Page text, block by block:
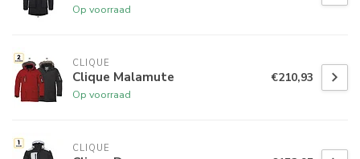
Op voorraad
CLIQUE
Clique Malamute
Op voorraad
€210,93
CLIQUE